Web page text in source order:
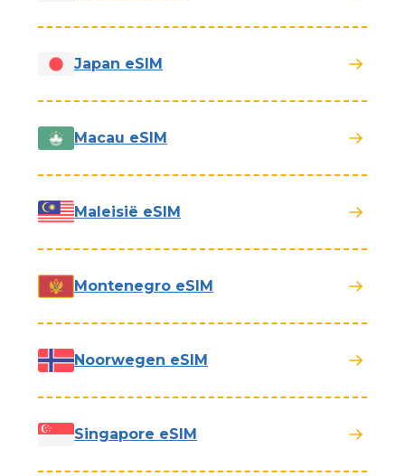
Japan eSIM
Macau eSIM
Maleisië eSIM
Montenegro eSIM
Noorwegen eSIM
Singapore eSIM